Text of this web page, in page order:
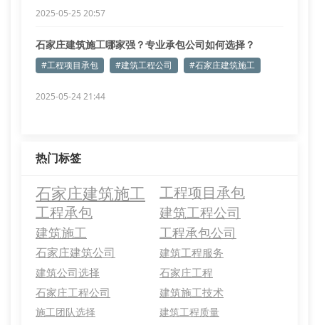
2025-05-25 20:57
石家庄建筑施工哪家强？专业承包公司如何选择？
#工程项目承包 #建筑工程公司 #石家庄建筑施工
2025-05-24 21:44
热门标签
石家庄建筑施工
工程项目承包
工程承包
建筑工程公司
建筑施工 工程承包公司
石家庄建筑公司
建筑工程服务
建筑公司选择
石家庄工程
石家庄工程公司
建筑施工技术
施工团队选择
建筑工程质量